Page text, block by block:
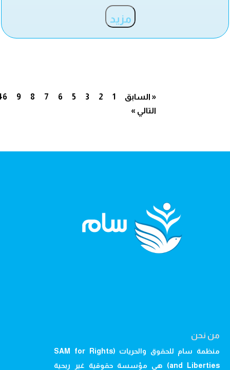
مزيد
« السابق 1
2
3
5
6
7
8
9
التالي »
من نحن
منظمة سام للحقوق والحريات (SAM for Rights
and Liberties) هي مؤسسة حقوقية غير ربحية